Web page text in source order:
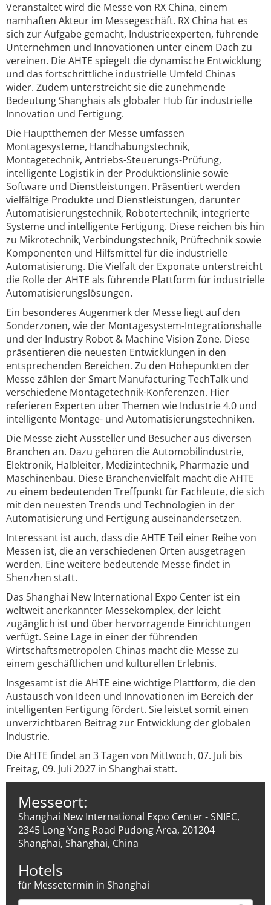
Veranstaltet wird die Messe von RX China, einem
namhaften Akteur im Messegeschäft. RX China hat es
sich zur Aufgabe gemacht, Industrieexperten, führende
Unternehmen und Innovationen unter einem Dach zu
vereinen. Die AHTE spiegelt die dynamische Entwicklung
und das fortschrittliche industrielle Umfeld Chinas
wider. Zudem unterstreicht sie die zunehmende
Bedeutung Shanghais als globaler Hub für industrielle
Innovation und Fertigung.
Die Hauptthemen der Messe umfassen
Montagesysteme, Handhabungstechnik,
Montagetechnik, Antriebs-Steuerungs-Prüfung,
intelligente Logistik in der Produktionslinie sowie
Software und Dienstleistungen. Präsentiert werden
vielfältige Produkte und Dienstleistungen, darunter
Automatisierungstechnik, Robotertechnik, integrierte
Systeme und intelligente Fertigung. Diese reichen bis hin
zu Mikrotechnik, Verbindungstechnik, Prüftechnik sowie
Komponenten und Hilfsmittel für die industrielle
Automatisierung. Die Vielfalt der Exponate unterstreicht
die Rolle der AHTE als führende Plattform für industrielle
Automatisierungslösungen.
Ein besonderes Augenmerk der Messe liegt auf den
Sonderzonen, wie der Montagesystem-Integrationshalle
und der Industry Robot & Machine Vision Zone. Diese
präsentieren die neuesten Entwicklungen in den
entsprechenden Bereichen. Zu den Höhepunkten der
Messe zählen der Smart Manufacturing TechTalk und
verschiedene Montagetechnik-Konferenzen. Hier
referieren Experten über Themen wie Industrie 4.0 und
intelligente Montage- und Automatisierungstechniken.
Die Messe zieht Aussteller und Besucher aus diversen
Branchen an. Dazu gehören die Automobilindustrie,
Elektronik, Halbleiter, Medizintechnik, Pharmazie und
Maschinenbau. Diese Branchenvielfalt macht die AHTE
zu einem bedeutenden Treffpunkt für Fachleute, die sich
mit den neuesten Trends und Technologien in der
Automatisierung und Fertigung auseinandersetzen.
Interessant ist auch, dass die AHTE Teil einer Reihe von
Messen ist, die an verschiedenen Orten ausgetragen
werden. Eine weitere bedeutende Messe findet in
Shenzhen statt.
Das Shanghai New International Expo Center ist ein
weltweit anerkannter Messekomplex, der leicht
zugänglich ist und über hervorragende Einrichtungen
verfügt. Seine Lage in einer der führenden
Wirtschaftsmetropolen Chinas macht die Messe zu
einem geschäftlichen und kulturellen Erlebnis.
Insgesamt ist die AHTE eine wichtige Plattform, die den
Austausch von Ideen und Innovationen im Bereich der
intelligenten Fertigung fördert. Sie leistet somit einen
unverzichtbaren Beitrag zur Entwicklung der globalen
Industrie.
Die AHTE findet an 3 Tagen von Mittwoch, 07. Juli bis
Freitag, 09. Juli 2027 in Shanghai statt.
Messeort:
Shanghai New International Expo Center - SNIEC,
2345 Long Yang Road Pudong Area, 201204
Shanghai, Shanghai, China
Hotels
für Messetermin in Shanghai